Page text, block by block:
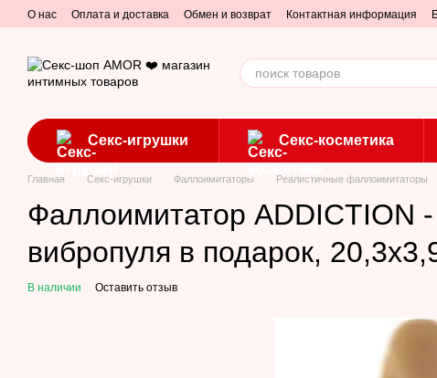
Перейти к основному контенту
О нас Оплата и доставка Обмен и возврат Контактная информация
Секс-игрушки Секс-косметика
Главная Секс-игрушки Фаллоимитаторы Реалистичные фаллоимитаторы
Фаллоимитатор ADDICTION
вибропуля в подарок,
В наличии Оставить отзыв